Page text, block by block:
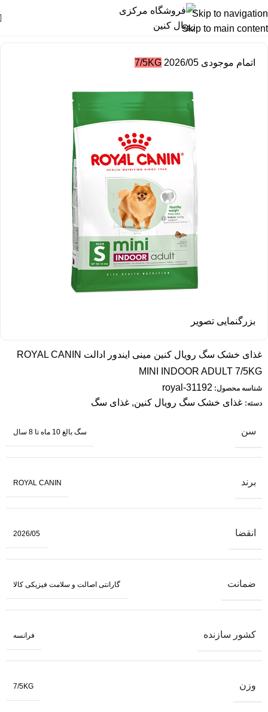
Skip to navigation
Skip to main content
خانه غذای خشک سگ رویال کنین
اتمام موجودی 2026/05
7/5KG
بزرگنمایی تصویر
غذای خشک سگ رویال کنین مینی ایندور ادالت ROYAL CANIN
MINI INDOOR ADULT 7/5KG
شناسه محصول: royal-31192
دسته: غذای خشک سگ رویال کنین, غذای سگ
سن سگ بالغ 10 ماه تا 8 سال
برند ROYAL CANIN
انقضا 2026/05
ضمانت گارانتی اصالت و سلامت فیزیکی کالا
کشور سازنده فرانسه
وزن 7/5KG